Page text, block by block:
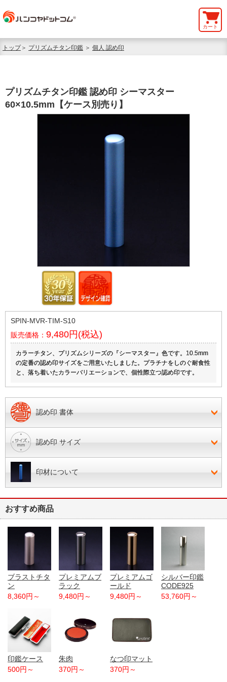
カート
トップ＞ プリズムチタン印鑑 ＞ 個人 認め印
プリズムチタン印鑑 認め印 シーマスター
60×10.5mm【ケース別売り】
SPIN-MVR-TIM-S10
販売価格： 9,480円(税込)
カラーチタン、プリズムシリーズの『シーマスター』色です。10.5mm
の定番の認め印サイズをご用意いたしました。プラチナをしのぐ耐食性
と、落ち着いたカラーバリエーションで、個性際立つ認め印です。
認め印 書体
認め印 サイズ
印材について
おすすめ商品
ブラストチタ
ン
8,360円～
プレミアムブ
ラック
9,480円～
プレミアムゴ
ールド
9,480円～
シルバー印鑑
CODE925
53,760円～
印鑑ケース
500円～
朱肉
370円～
なつ印マット
370円～